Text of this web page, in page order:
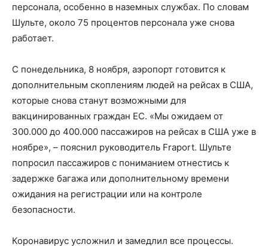
персонала, особенно в наземных службах. По словам
Шульте, около 75 процентов персонала уже снова
работает.
С понедельника, 8 ноября, аэропорт готовится к
дополнительным скоплениям людей на рейсах в США,
которые снова станут возможными для
вакцинированных граждан ЕС. «Мы ожидаем от
300.000 до 400.000 пассажиров на рейсах в США уже в
ноябре», – пояснил руководитель Fraport. Шульте
попросил пассажиров с пониманием отнестись к
задержке багажа или дополнительному времени
ожидания на регистрации или на контроле
безопасности.
Коронавирус усложнил и замедлил все процессы.